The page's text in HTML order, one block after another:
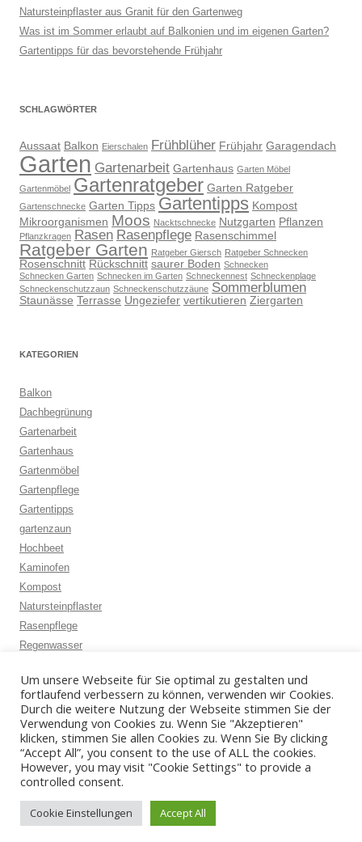
Natursteinpflaster aus Granit für den Gartenweg
Was ist im Sommer erlaubt auf Balkonien und im eigenen Garten?
Gartentipps für das bevorstehende Frühjahr
SCHLAGWÖRTER
Aussaat Balkon Eierschalen Frühblüher Frühjahr Garagendach
Garten Gartenarbeit Gartenhaus Garten Möbel
Gartenmöbel Gartenratgeber Garten Ratgeber
Gartenschnecke Garten Tipps Gartentipps Kompost
Mikroorganismen Moos Nacktschnecke Nutzgarten Pflanzen
Pflanzkragen Rasen Rasenpflege Rasenschimmel
Ratgeber Garten Ratgeber Giersch Ratgeber Schnecken
Rosenschnitt Rückschnitt saurer Boden Schnecken
Schnecken Garten Schnecken im Garten Schneckennest Schneckenplage
Schneckenschutzzaun Schneckenschutzzäune Sommerblumen
Staunässe Terrasse Ungeziefer vertikutieren Ziergarten
KATEGORIEN
Balkon
Dachbegrünung
Gartenarbeit
Gartenhaus
Gartenmöbel
Gartenpflege
Gartentipps
gartenzaun
Hochbeet
Kaminofen
Kompost
Natursteinpflaster
Rasenpflege
Regenwasser
Schädlingsbekämpfung
Schneckenbekämpfung
Vermoosung
Stolz präsentiert von WordPress
Um unsere Webseite für Sie optimal zu gestalten und
fortlaufend verbessern zu können, verwenden wir Cookies.
Durch die weitere Nutzung der Webseite stimmen Sie der
Verwendung von Cookies zu. Wenn Sie "Akzeptieren"
klicken, stimmen Sie allen Cookies zu. Wenn Sie By clicking
“Accept All”, you consent to the use of ALL the cookies.
However, you may visit "Cookie Settings" to provide a
controlled consent.
Cookie Einstellungen Accept All